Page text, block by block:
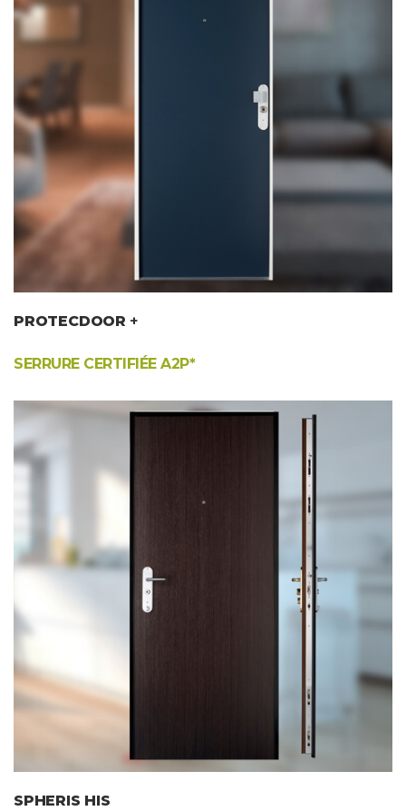
PROTECDOOR +
SERRURE CERTIFIÉE A2P*
SPHERIS HIS